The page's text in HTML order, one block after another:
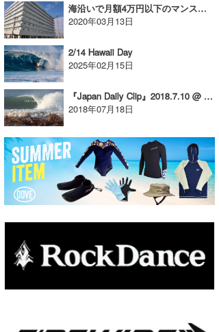
海沿いで月額4万円以下のマンスリーマンション!?【AD】
2020年03月13日
2/14 Hawaii Day
2025年02月15日
『Japan Daily Clip』2018.7.10 @ Shikoku
2018年07月18日